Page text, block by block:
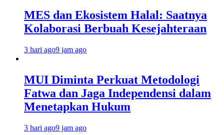
MES dan Ekosistem Halal: Saatnya
Kolaborasi Berbuah Kesejahteraan
3 hari ago9 jam ago
MUI Diminta Perkuat Metodologi
Fatwa dan Jaga Independensi dalam
Menetapkan Hukum
3 hari ago9 jam ago